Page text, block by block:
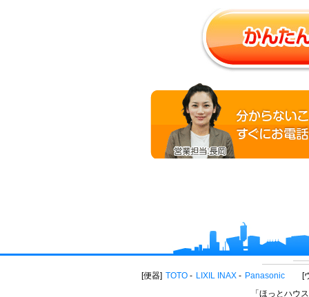
便器 TOTO LIXIL INAX Panasonic
「ほっとハウ